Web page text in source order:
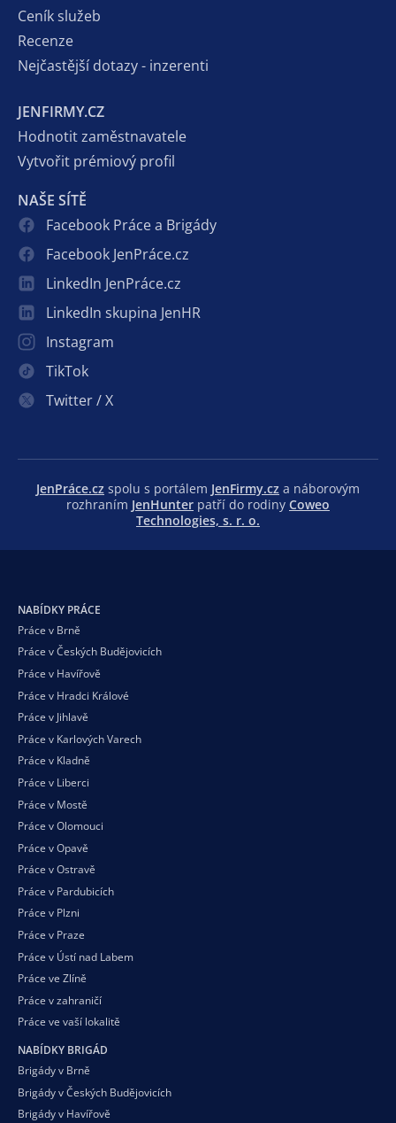
Ceník služeb
Recenze
Nejčastější dotazy - inzerenti
JENFIRMY.CZ
Hodnotit zaměstnavatele
Vytvořit prémiový profil
NAŠE SÍTĚ
Facebook Práce a Brigády
Facebook JenPráce.cz
LinkedIn JenPráce.cz
LinkedIn skupina JenHR
Instagram
TikTok
Twitter / X
JenPráce.cz spolu s portálem JenFirmy.cz a náborovým
rozhraním JenHunter patří do rodiny Coweo
Technologies, s. r. o.
NABÍDKY PRÁCE
Práce v Brně
Práce v Českých Budějovicích
Práce v Havířově
Práce v Hradci Králové
Práce v Jihlavě
Práce v Karlových Varech
Práce v Kladně
Práce v Liberci
Práce v Mostě
Práce v Olomouci
Práce v Opavě
Práce v Ostravě
Práce v Pardubicích
Práce v Plzni
Práce v Praze
Práce v Ústí nad Labem
Práce ve Zlíně
Práce v zahraničí
Práce ve vaší lokalitě
NABÍDKY BRIGÁD
Brigády v Brně
Brigády v Českých Budějovicích
Brigády v Havířově